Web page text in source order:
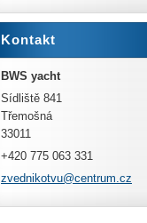
Kontakt
BWS yacht
Sídliště 841
Třemošná
33011
+420 775 063 331
zvednikotvu@centrum.cz